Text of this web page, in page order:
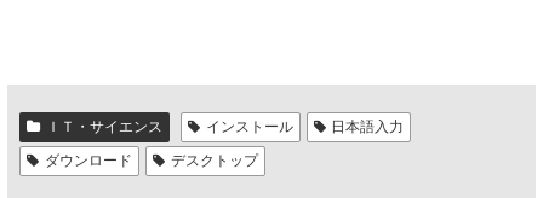
ＩＴ・サイエンス インストール
日本語入力
ダウンロード
デスクトップ